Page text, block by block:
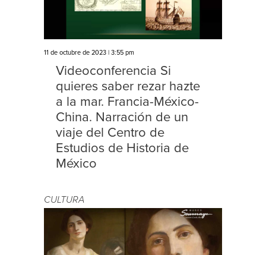
11 de octubre de 2023 | 3:55 pm
Videoconferencia Si
quieres saber rezar hazte
a la mar. Francia-México-
China. Narración de un
viaje del Centro de
Estudios de Historia de
México
CULTURA